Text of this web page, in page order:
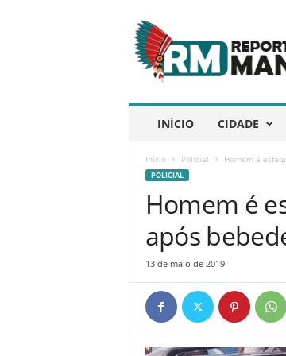
e
p
ó
INÍCIO CIDADE
Início Policial Homem é
POLICIAL
Homem é
após
13 de maio de 2019